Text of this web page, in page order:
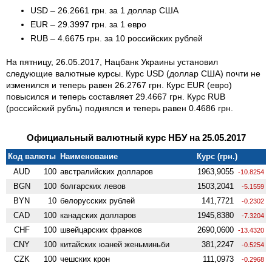
USD – 26.2661 грн. за 1 доллар США
EUR – 29.3997 грн. за 1 евро
RUB – 4.6675 грн. за 10 российских рублей
На пятницу, 26.05.2017, Нацбанк Украины установил
следующие валютные курсы. Курс USD (доллар США) почти не
изменился и теперь равен 26.2767 грн. Курс EUR (евро)
повысился и теперь составляет 29.4667 грн. Курс RUB
(российский рубль) поднялся и теперь равен 0.4686 грн.
Официальный валютный курс НБУ на 25.05.2017
Код валюты Наименование
Курс (грн.)
AUD
100 австралийских долларов 1963,9055 -10.8254
BGN 100 болгарских левов 1503,2041 -5.1559
BYN 10 белорусских рублей 141,7721 -0.2302
CAD 100 канадских долларов 1945,8380 -7.3204
CHF 100 швейцарских франков 2690,0600 -13.4320
CNY 100 китайских юаней женьминьби 381,2247 -0.5254
CZK 100 чешских крон 111,0973 -0.2968